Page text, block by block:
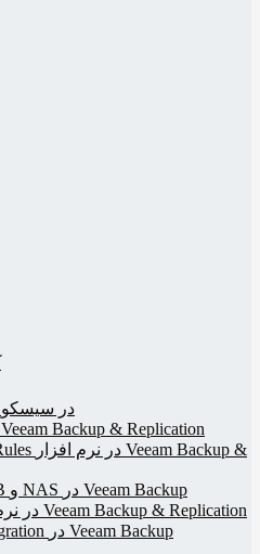
راه اندازی DHCP Server در سیسکو
قابلیت CDP در نرم‌افزار Veeam Backup & Replication
بکاپ گیری از NFS، SMB و NAS در Veeam Backup
قابلیت VeeamZIP در نرم افزار Veeam Backup & Replication
انتقال ماشین مجازی Migration در Veeam Backup